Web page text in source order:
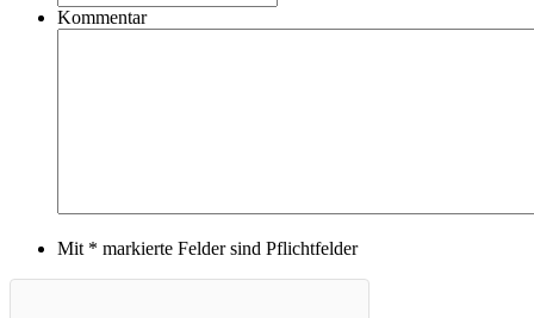
Kommentar
Mit * markierte Felder sind Pflichtfelder